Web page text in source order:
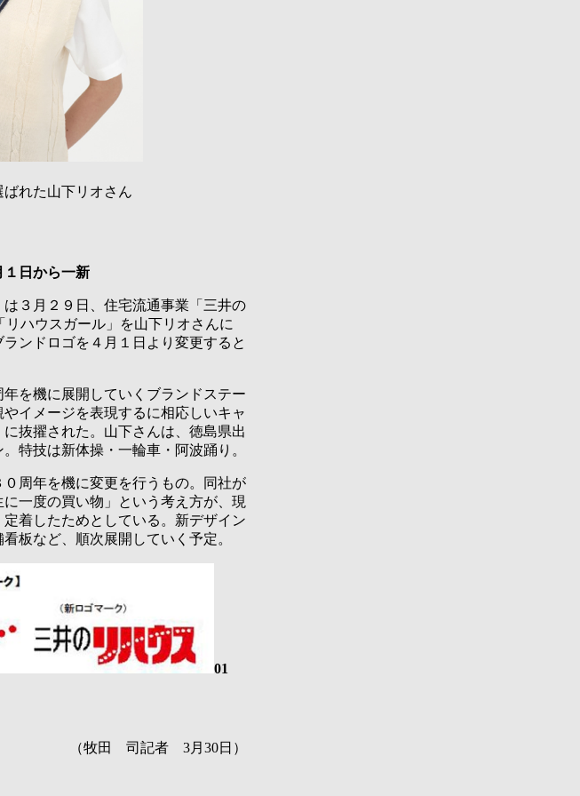
れた山下リオさん
１日から一新
３月２９日、住宅流通事業「三井の
ハウスガール」を山下リオさんに
ンドロゴを４月１日より変更すると
を機に展開していくブランドステー
イメージを表現するに相応しいキャ
抜擢された。山下さんは、徳島県出
特技は新体操・一輪車・阿波踊り。
周年を機に変更を行うもの。同社が
一度の買い物」という考え方が、現
着したためとしている。新デザイン
板など、順次展開していく予定。
01
（牧田 司記者 3月30日）